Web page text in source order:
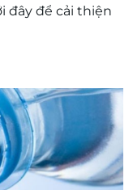
đây để cải thiện